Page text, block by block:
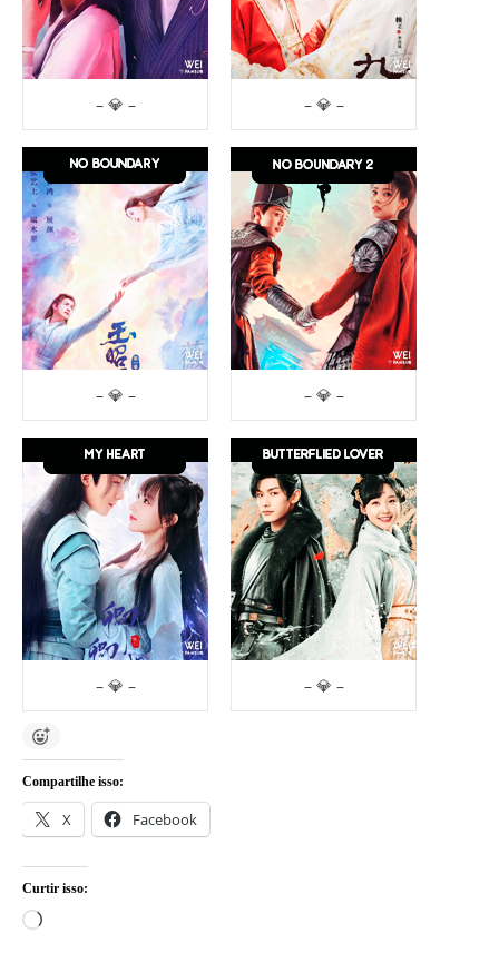
– 💎 – – 💎 –
– 💎 – – 💎 –
– 💎 – – 💎 –
Compartilhe isso:
X Facebook
Curtir isso:
Carregando...